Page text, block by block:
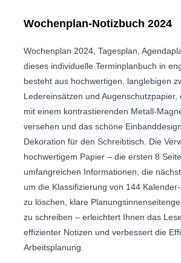
Wochenplan-Notizbuch 2024
Wochenplan 2024, Tagesplan,
dieses individuelle Terminplanbuch in
besteht aus hochwertigen, langlebigen
Ledereinsätzen und Augenschutzpapier,
mit einem kontrastierenden Metall-
versehen und das schöne
Dekoration für den Schreibtisch. Die
hochwertigem Papier – die ersten 8
umfangreichen Informationen, die
um die Klassifizierung von 144
zu löschen, klare
zu schreiben – erleichtert Ihnen das
effizienter Notizen und verbessert die
Arbeitsplanung.